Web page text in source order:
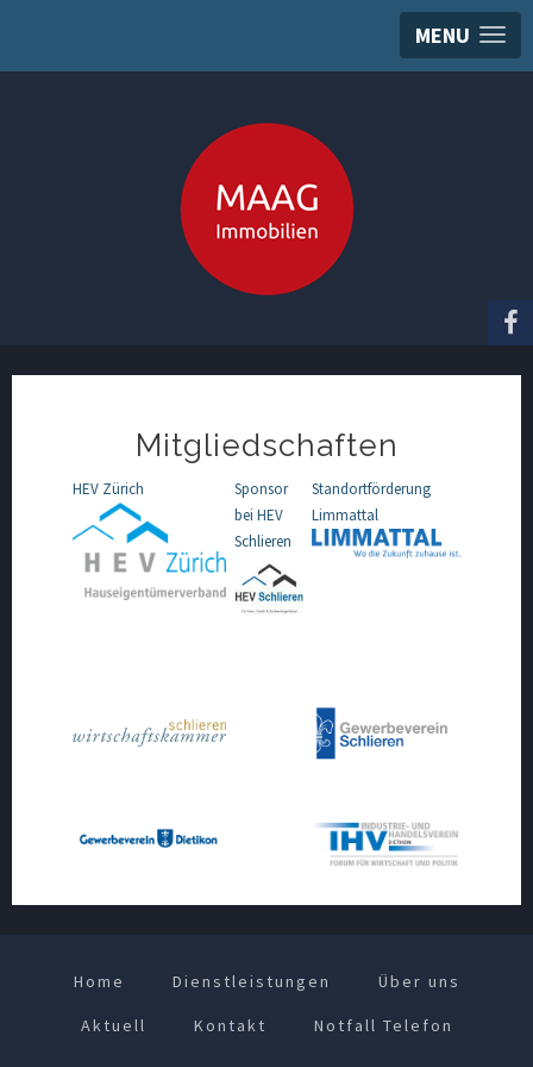
MENU
Mitgliedschaften
HEV Zürich
Sponsor
bei HEV
Schlieren
Standortförderung
Limmattal
Home Dienstleistungen Über uns
Aktuell Kontakt Notfall Telefon